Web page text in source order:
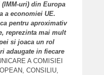
uri) din Europa
a economiei UE.
pentru aproximativ
reprezinta mai mult
si joaca un rol
adaugate in fiecare
A COMISIEI
CONSILIU,